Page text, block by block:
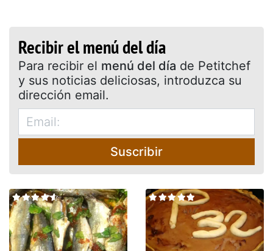
Recibir el menú del día
Para recibir el menú del día de Petitchef
y sus noticias deliciosas, introduzca su
dirección email.
Suscribir